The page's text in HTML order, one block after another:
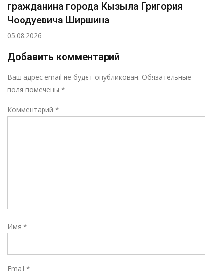
гражданина города Кызыла Григория
Чоодуевича Ширшина
05.08.2026
Добавить комментарий
Ваш адрес email не будет опубликован. Обязательные
поля помечены *
Комментарий *
Имя *
Email *